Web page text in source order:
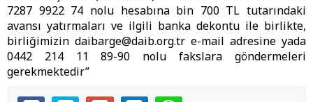
7287 9922 74 nolu hesabına bin 700 TL tutarındaki
avansı yatırmaları ve ilgili banka dekontu ile birlikte,
birliğimizin daibarge@daib.org.tr e-mail adresine yada
0442 214 11 89-90 nolu fakslara göndermeleri
gerekmektedir”